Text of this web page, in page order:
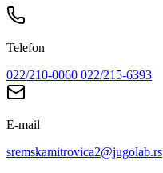
Telefon
022/210-0060 022/215-6393
E-mail
sremskamitrovica2@jugolab.rs